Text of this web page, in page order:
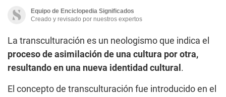
Equipo de Enciclopedia Significados
Creado y revisado por nuestros expertos
La transculturación es un neologismo que indica el
proceso de asimilación de una cultura por otra,
resultando en una nueva identidad cultural .
El concepto de transculturación fue introducido en el